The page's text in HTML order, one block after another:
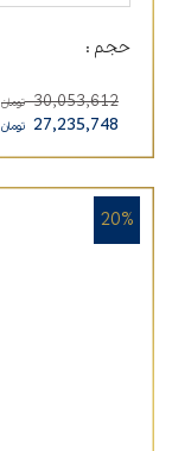
حجم :
30,053,612 تومان
27,235,748 تومان
20%